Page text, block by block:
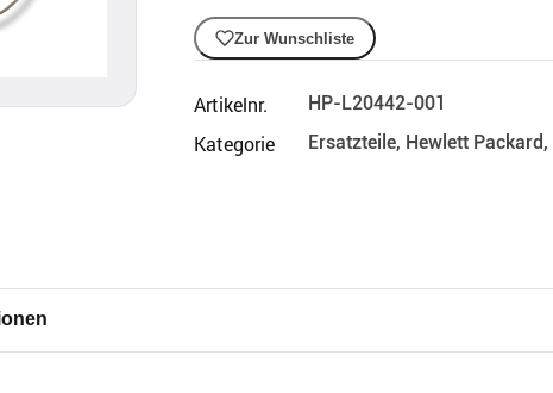
Zur Wunschliste
Artikelnr. HP-L20442-001
Kategorie Ersatzteile, Hewlett Packard,